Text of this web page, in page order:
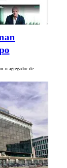
o agregador de